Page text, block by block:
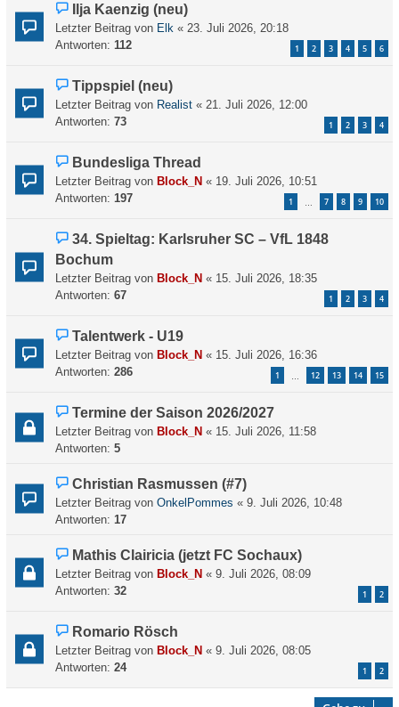
Ilja Kaenzig (neu)
Letzter Beitrag von Elk « 23. Juli 2026, 20:18
Antworten: 112 1 2 3 4 5 6
Tippspiel (neu)
Letzter Beitrag von Realist « 21. Juli 2026, 12:00
Antworten: 73 1 2 3 4
Bundesliga Thread
Letzter Beitrag von Block_N « 19. Juli 2026, 10:51
Antworten: 197 1 7 8 9 10
34. Spieltag: Karlsruher SC – VfL 1848
Bochum
Letzter Beitrag von Block_N « 15. Juli 2026, 18:35
Antworten: 67 1 2 3 4
Talentwerk - U19
Letzter Beitrag von Block_N « 15. Juli 2026, 16:36
Antworten: 286 1 12 13 14 15
Termine der Saison 2026/2027
Letzter Beitrag von Block_N « 15. Juli 2026, 11:58
Antworten: 5
Christian Rasmussen (#7)
Letzter Beitrag von OnkelPommes « 9. Juli 2026, 10:48
Antworten: 17
Mathis Clairicia (jetzt FC Sochaux)
Letzter Beitrag von Block_N « 9. Juli 2026, 08:09
Antworten: 32 1 2
Romario Rösch
Letzter Beitrag von Block_N « 9. Juli 2026, 08:05
Antworten: 24 1 2